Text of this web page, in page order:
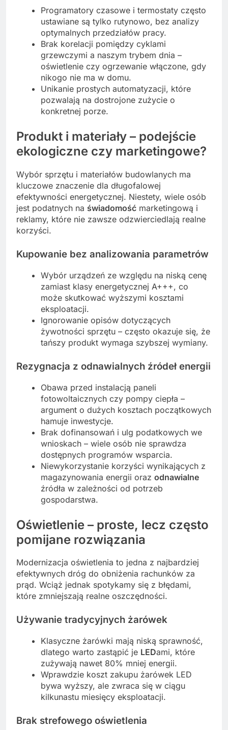
Programatory czasowe i termostaty często
ustawiane są tylko rutynowo, bez analizy
optymalnych przedziałów pracy.
Brak korelacji pomiędzy cyklami
grzewczymi a naszym trybem dnia –
oświetlenie czy ogrzewanie włączone, gdy
nikogo nie ma w domu.
Unikanie prostych automatyzacji, które
pozwalają na dostrojone zużycie o
konkretnej porze.
Produkt i materiały – podejście
ekologiczne czy marketingowe?
Wybór sprzętu i materiałów budowlanych ma
kluczowe znaczenie dla długofalowej
efektywności energetycznej. Niestety, wiele osób
jest podatnych na świadomość marketingową i
reklamy, które nie zawsze odzwierciedlają realne
korzyści.
Kupowanie bez analizowania parametrów
Wybór urządzeń ze względu na niską cenę
zamiast klasy energetycznej A+++, co
może skutkować wyższymi kosztami
eksploatacji.
Ignorowanie opisów dotyczących
żywotności sprzętu – często okazuje się, że
tańszy produkt wymaga szybszej wymiany.
Rezygnacja z odnawialnych źródeł energii
Obawa przed instalacją paneli
fotowoltaicznych czy pompy ciepła –
argument o dużych kosztach początkowych
hamuje inwestycje.
Brak dofinansowań i ulg podatkowych we
wnioskach – wiele osób nie sprawdza
dostępnych programów wsparcia.
Niewykorzystanie korzyści wynikających z
magazynowania energii oraz odnawialne
źródła w zależności od potrzeb
gospodarstwa.
Oświetlenie – proste, lecz często
pomijane rozwiązania
Modernizacja oświetlenia to jedna z najbardziej
efektywnych dróg do obniżenia rachunków za
prąd. Wciąż jednak spotykamy się z błędami,
które zmniejszają realne oszczędności.
Używanie tradycyjnych żarówek
Klasyczne żarówki mają niską sprawność,
dlatego warto zastąpić je LEDami, które
zużywają nawet 80% mniej energii.
Wprawdzie koszt zakupu żarówek LED
bywa wyższy, ale zwraca się w ciągu
kilkunastu miesięcy eksploatacji.
Brak strefowego oświetlenia